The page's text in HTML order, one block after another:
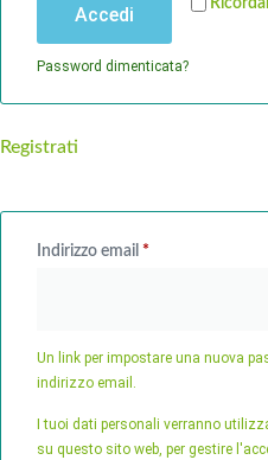
Accedi
Password dimenticata?
Registrati
Indirizzo email *
Un link per impostare una nuova
indirizzo email.
I tuoi dati personali verranno
su questo sito web, per gestire